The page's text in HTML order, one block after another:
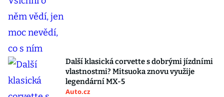
Další klasická corvette s dobrými jízdními
vlastnostmi? Mitsuoka znovu využije
legendární MX-5
Auto.cz